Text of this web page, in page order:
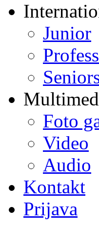
Junior
Foto
Video
Audio
Kontakt
Prijava